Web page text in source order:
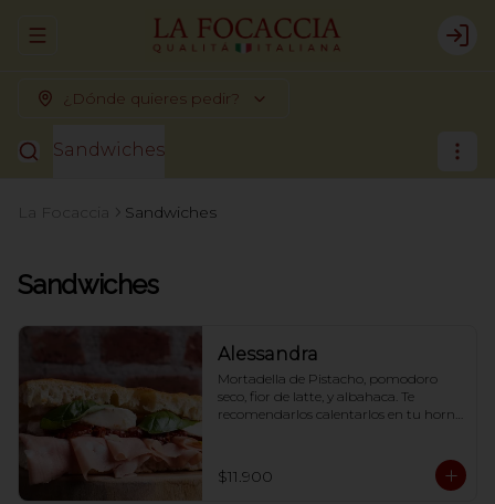
Abrir menu de navegación
¿Dónde quieres pedir?
Sandwiches
La Focaccia Sandwiches
Sandwiches
Alessandra
Mortadella de Pistacho, pomodoro
seco, fior de latte, y albahaca. Te
recomendarlos calentarlos en tu horno
$11.900